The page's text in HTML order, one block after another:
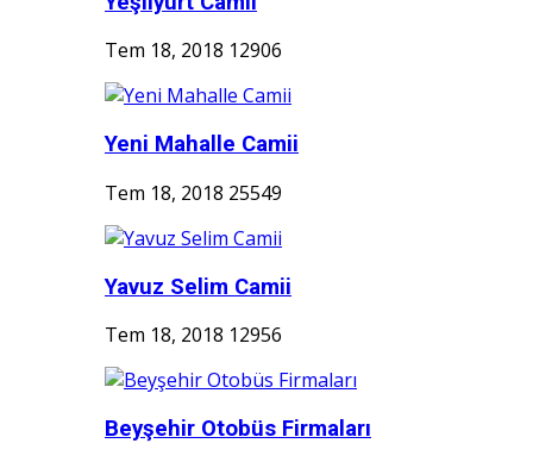
Tem 18, 2018 12906
Yeni Mahalle Camii
Tem 18, 2018 25549
Yavuz Selim Camii
Tem 18, 2018 12956
Beyşehir Otobüs Firmaları